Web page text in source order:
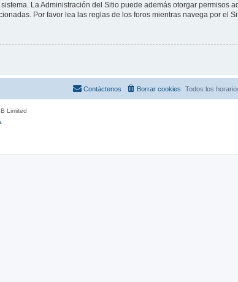
La Administración del Sitio puede además otorgar permisos
Por favor lea las reglas de los foros mientras navega por el
Todos los
Borrar cookies
Contáctenos
Limited